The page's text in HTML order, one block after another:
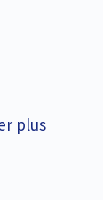
plus